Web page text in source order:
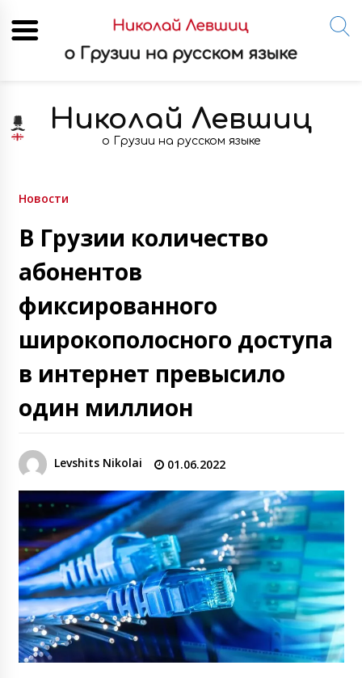
content
Николай Левшиц
о Грузии на русском языке
Новости
В Грузии количество
абонентов
фиксированного
широкополосного доступа
в интернет превысило
один миллион
Levshits Nikolai 01.06.2022